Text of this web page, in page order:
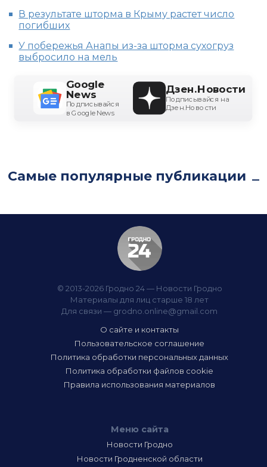
В результате шторма в Крыму растет число
погибших
У побережья Анапы из-за шторма сухогруз
выбросило на мель
Google
News
Подписывайся
в Google News
Дзен.Новости
Подписывайся на
Дзен.Новости
Самые популярные публикации
© 2013-2026 Гродно 24 — Новости Гродно
Материалы для лиц старше 18 лет
Для связи — grodno.online@gmail.com
О сайте и контакты
Пользовательское соглашение
Политика обработки персональных данных
Политика обработки файлов cookie
Правила использования материалов
Меню сайта
Новости Гродно
Новости Гродненской области